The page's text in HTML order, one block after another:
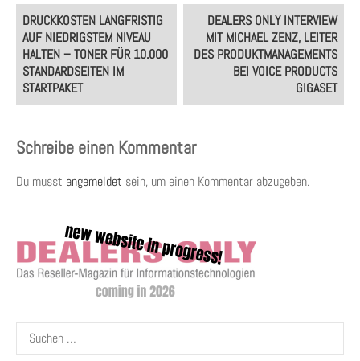
Post
navigation
DRUCKKOSTEN LANGFRISTIG
AUF NIEDRIGSTEM NIVEAU
HALTEN – TONER FÜR 10.000
STANDARDSEITEN IM
STARTPAKET
DEALERS ONLY INTERVIEW
MIT MICHAEL ZENZ, LEITER
DES PRODUKTMANAGEMENTS
BEI VOICE PRODUCTS
GIGASET
Schreibe einen Kommentar
Du musst angemeldet sein, um einen Kommentar abzugeben.
Suchen
nach: